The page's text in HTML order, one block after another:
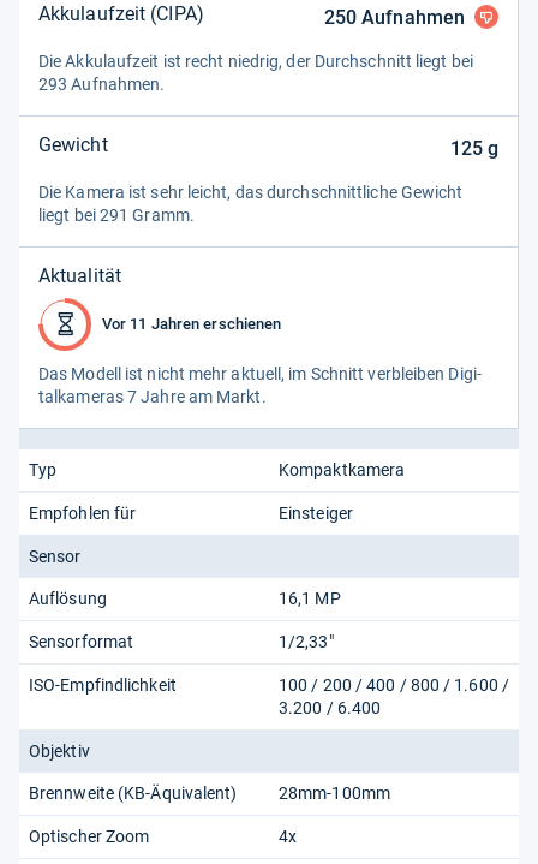
Akkulaufzeit (CIPA) 250 Aufnahmen
Die Akku­lauf­zeit ist recht nied­rig, der Durch­schnitt liegt bei
293 Auf­nah­men.
Gewicht 125g
Die Kamera ist sehr leicht, das durch­schnitt­li­che Gewicht
liegt bei 291 Gramm.
Aktualität
Vor 11 Jahren erschienen
Das Modell ist nicht mehr aktu­ell, im Schnitt ver­blei­ben Digi­
tal­ka­me­ras 7 Jahre am Markt.
Typ Kompaktkamera
Empfohlen für Einsteiger
Sensor
Auflösung 16,1 MP
Sensorformat 1/2,33"
ISO-Empfindlichkeit
100 / 200 / 400 / 800 / 1.600 /
3.200 / 6.400
Objektiv
Brennweite (KB-Äquivalent) 28mm-100mm
Optischer Zoom 4x